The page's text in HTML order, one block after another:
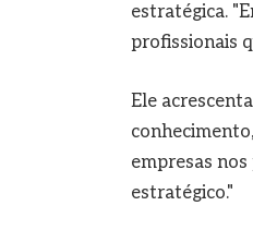
estratégica.
profissionais
Ele
empresas
estratégico."